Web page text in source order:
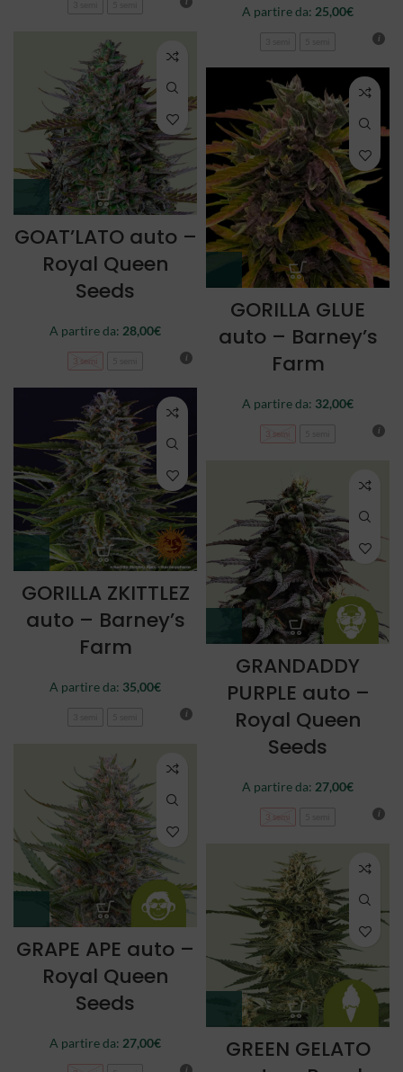
A partire da: 25,00€
GOAT’LATO auto –
Royal Queen
Seeds
A partire da: 28,00€
3 semi
GORILLA GLUE
auto – Barney’s
Farm
A partire da: 32,00€
3 semi
GORILLA ZKITTLEZ
auto – Barney’s
Farm
A partire da: 35,00€
GRANDADDY
PURPLE auto –
Royal Queen
Seeds
A partire da: 27,00€
3 semi
GRAPE APE auto –
Royal Queen
Seeds
A partire da: 27,00€
GREEN GELATO